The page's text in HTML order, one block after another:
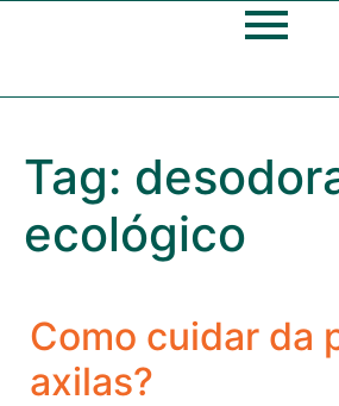
Tag:
ecológico
Como cuidar da
axilas?